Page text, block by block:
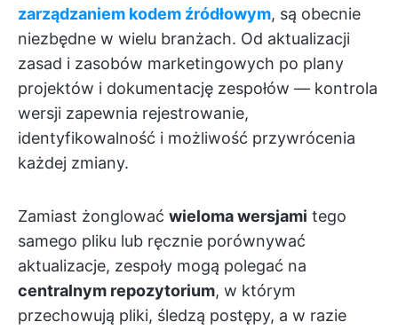
zarządzaniem kodem źródłowym, są obecnie
niezbędne w wielu branżach. Od aktualizacji
zasad i zasobów marketingowych po plany
projektów i dokumentację zespołów — kontrola
wersji zapewnia rejestrowanie,
identyfikowalność i możliwość przywrócenia
każdej zmiany.
Zamiast żonglować wieloma wersjami tego
samego pliku lub ręcznie porównywać
aktualizacje, zespoły mogą polegać na
centralnym repozytorium, w którym
przechowują pliki, śledzą postępy, a w razie